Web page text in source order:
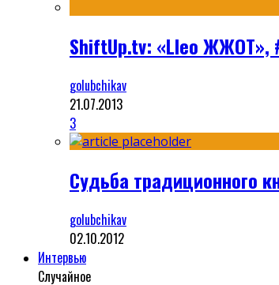
ShiftUp.tv: «Lleo ЖЖОТ»,
golubchikav
21.07.2013
3
Судьба традиционного
golubchikav
02.10.2012
Интервью
Случайное